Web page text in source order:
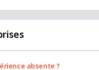
absente ?